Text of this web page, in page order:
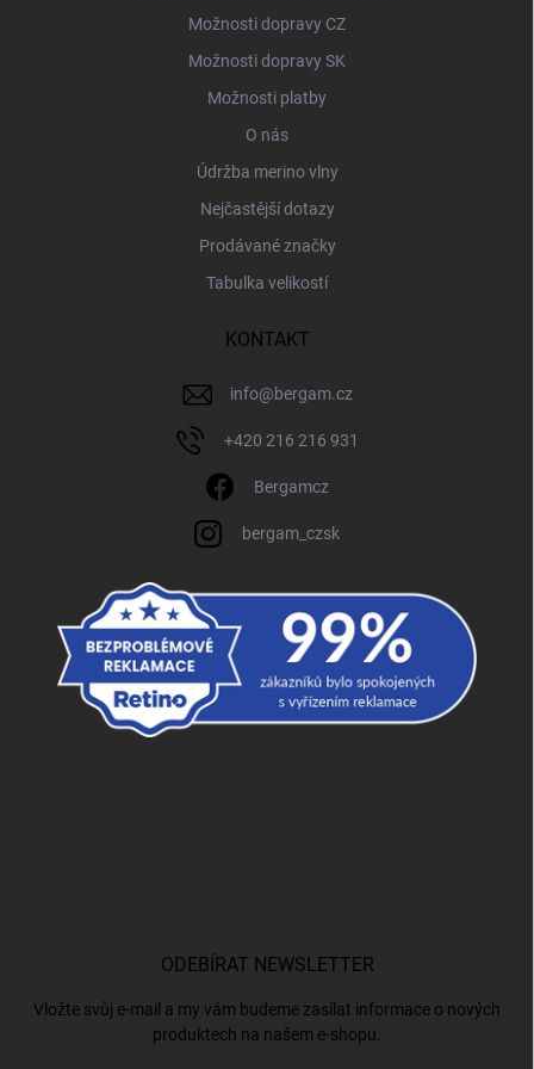
Možnosti dopravy CZ
Možnosti dopravy SK
Možnosti platby
O nás
Údržba merino vlny
Nejčastější dotazy
Prodávané značky
Tabulka velikostí
KONTAKT
info@bergam.cz
+420 216 216 931
Bergamcz
bergam_czsk
ODEBÍRAT NEWSLETTER
Vložte svůj e-mail a my vám budeme zasílat informace o nových
produktech na našem e-shopu.